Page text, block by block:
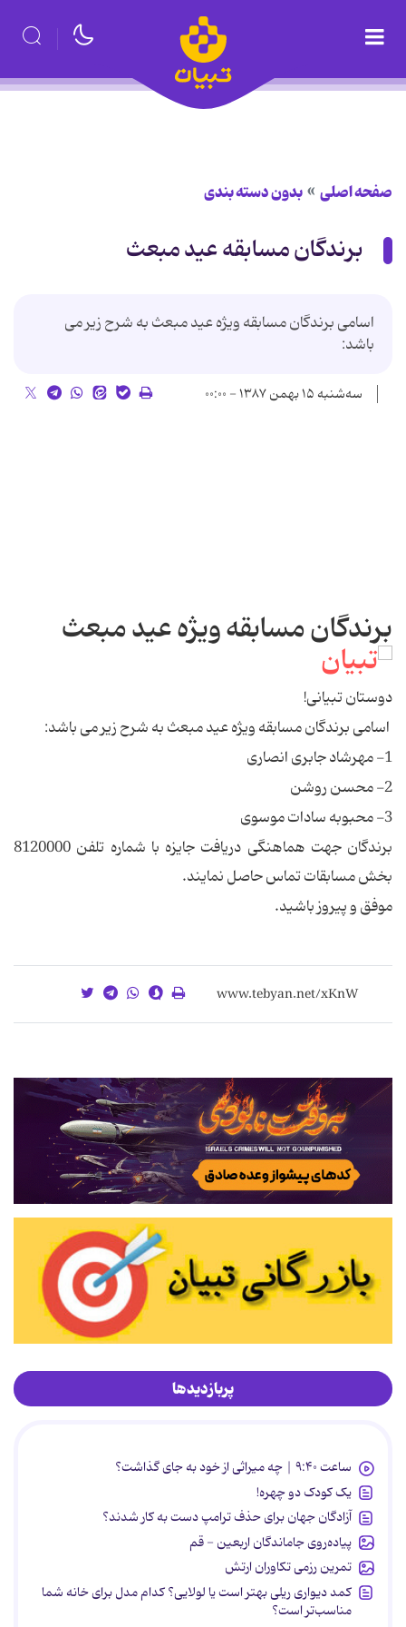
صفحه اصلی بدون دسته بندی
برندگان مسابقه عید مبعث
اسامی برندگان مسابقه ویژه عید مبعث به شرح زیر می
باشد:
سه‌شنبه ۱۵ بهمن ۱۳۸۷ - ۰۰:۰۰
برندگان مسابقه ویژه عید مبعث
دوستان تبیانی!
اسامی برندگان مسابقه ویژه عید مبعث به شرح زیر می باشد:
1- مهرشاد جابری انصاری
2- محسن روشن
3- محبوبه سادات موسوی
برندگان جهت هماهنگی دریافت جایزه با شماره تلفن 8120000
بخش مسابقات تماس حاصل نمایند.
موفق و پیروز باشید.
پربازدیدها
ساعت ۹:۴۰ | چه میراثی از خود به جای گذاشت؟
یک کودک دو چهره!
آزادگان جهان برای حذف ترامپ دست به کار شدند؟
پیاده‌روی جاماندگان اربعین - قم
تمرین رزمی تکاوران ارتش
کمد دیواری ریلی بهتر است یا لولایی؟ کدام مدل برای خانه شما
مناسب‌تر است؟